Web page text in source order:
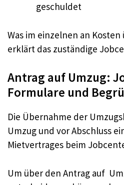
geschuldet
Was im einzelnen an
erklärt das zuständige
Antrag auf Umzug:
Formulare und
Die Übernahme der
Umzug und vor Abschluss
Mietvertrages beim
Um über den Antrag auf